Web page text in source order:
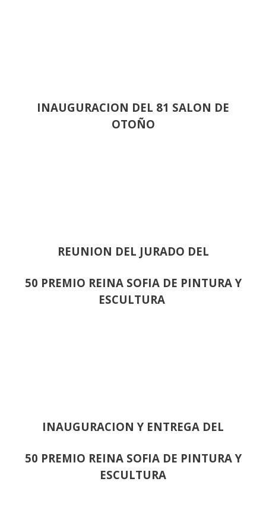
INAUGURACION DEL 81 SALON DE
OTOÑO
REUNION DEL JURADO DEL
50 PREMIO REINA SOFIA DE PINTURA Y
ESCULTURA
INAUGURACION Y ENTREGA DEL
50 PREMIO REINA SOFIA DE PINTURA Y
ESCULTURA